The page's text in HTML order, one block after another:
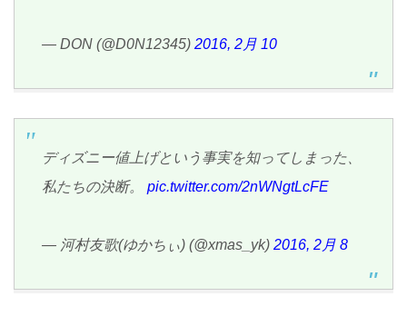
— DON (@D0N12345) 2016, 2月 10
ディズニー値上げという事実を知ってしまった、
私たちの決断。 pic.twitter.com/2nWNgtLcFE
— 河村友歌(ゆかちぃ) (@xmas_yk) 2016, 2月 8